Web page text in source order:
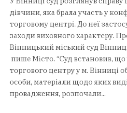
дівчини, яка брала участь у
торговому центрі. До неї
заходи виховного характеру.
Вінницький міський суд
пише Місто. “Суд встановив,
торгового центру у м. Вінниці
особи, матеріали щодо яких
провадження, розпочали...